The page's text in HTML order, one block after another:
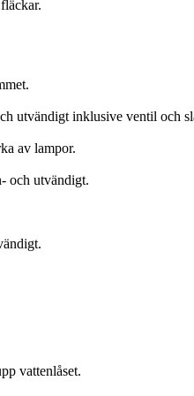
utvändigt inklusive ventil och
av lampor.
och utvändigt.
vattenlåset.